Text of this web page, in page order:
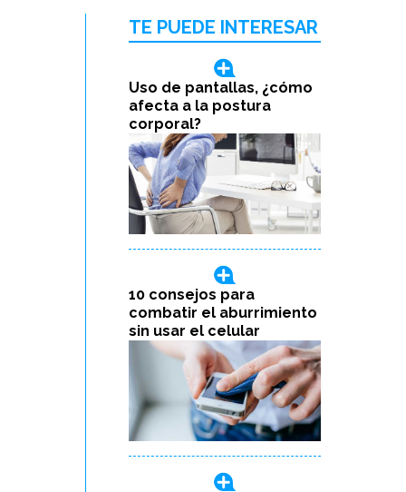
TE PUEDE INTERESAR
Uso de pantallas, ¿cómo
afecta a la postura
corporal?
10 consejos para
combatir el aburrimiento
sin usar el celular